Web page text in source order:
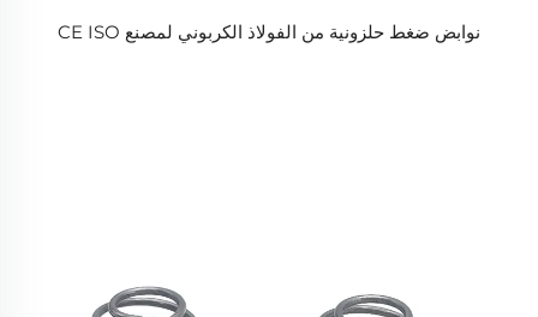
نوابض ضغط حلزونية من الفولاذ الكربوني لمصنع CE ISO